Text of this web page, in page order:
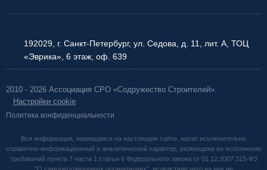
192029, г. Санкт-Петербург, ул. Седова, д. 11, лит. А, ТОЦ
«Эврика», 6 этаж, оф. 639
2010 - 2026 Ассоциация СРО «Содружество Строителей».
Настройки cookie
Политика конфиденциальности
Вся информация, имеющаяся на настоящем сайте, носит исключительно
справочно-информационный и аналитический характер, размещена во исполнение
требований пункта 7 части 1 статьи 6 Федерального закона от 01.12.2007 315-ФЗ